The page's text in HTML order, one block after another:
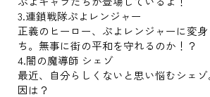
3.連鎖戦隊ぷよレンジャー
正義のヒーロー、ぷよレンジャーに変
ち。無事に街の平和を守れるのか！？
4.闇の魔導師 シェゾ
最近、自分らしくないと思い悩むシェ
因は？